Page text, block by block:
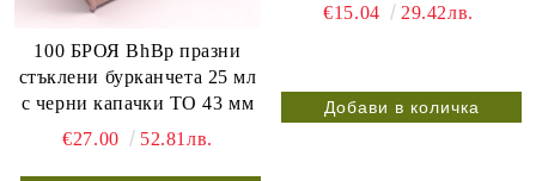
100 БРОЯ BhBp празни
стъклени бурканчета 25 мл
с черни капачки ТО 43 мм
€27.00
52.81лв.
€15.04 29.42лв.